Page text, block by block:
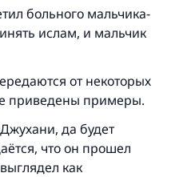
больного мальчика-
ислам, и мальчик
от некоторых
приведены примеры.
да будет
что он прошел
как
сохранить